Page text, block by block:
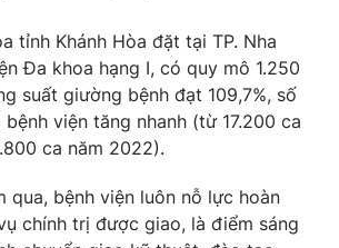
Đài Truyền hình Việt Nam
báo VTV
báo in và báo điện tử số 483/GP-BTTTT
Thủy
tỉnh Khánh Hòa đặt tại TP. Nha
Đa khoa hạng I, có quy mô 1.250
suất giường bệnh đạt 109,7%, số
viện tăng nhanh (từ 17.200 ca
ca năm 2022).
qua, bệnh viện luôn nỗ lực hoàn
chính trị được giao, là điểm sáng